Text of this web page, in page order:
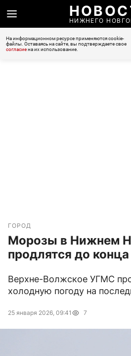
НИЖНЕГО
На информационном ресурсе применяются cookie-
файлы. Оставаясь на сайте, вы подтверждаете свое
согласиена их использование.
ГОРОД
Морозы в Нижнем
продлятся до
Верхне-Волжское УГМС
холодную погоду на
25 января 2026, 09:41 7